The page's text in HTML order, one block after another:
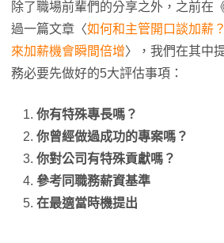
除了職場前輩們的分享之外，之前在
過一篇文章〈如何和主管開口談加薪
來加薪機會瞬間倍增〉，我們在其中
務必要先做好的5大評估事項：
你有特殊專長嗎？
你曾經做過成功的專案嗎？
你對公司有特殊貢獻嗎？
參考同職務薪資基準
在最適當時機提出